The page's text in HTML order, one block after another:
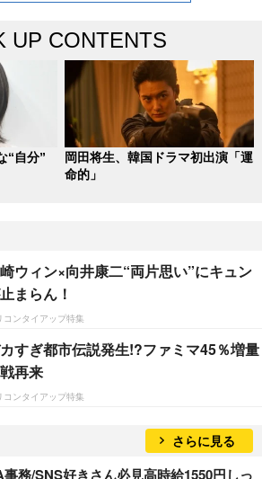
UP CONTENTS
“自分”
岡田将生、韓国ドラマ初出演「運
命的」
ウィン×向井康二“両片思い”にキュン
まらん！
コンタイアップ特集
すぎ都市伝説発生!?ファミマ45％増量
再来
コンタイアップ特集
さらに見る
務/SNS好きさん必見高時給1550円しっ